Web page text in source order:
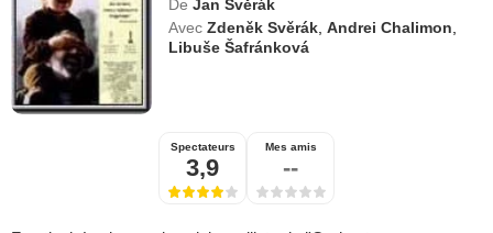
De Jan Svěrák
Avec Zdeněk Svěrák,Andrei Chalimon,
Libuše Šafránková
Spectateurs
3,9
Mes amis
--